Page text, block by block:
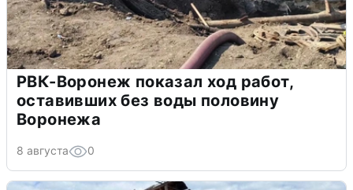
РВК-Воронеж показал ход работ,
оставивших без воды половину
Воронежа
8 августа 0